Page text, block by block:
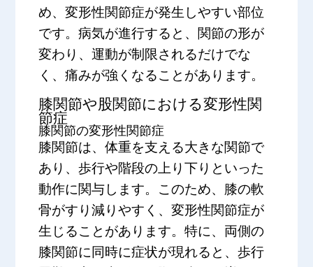
め、変形性関節症が発生しやすい部位
です。病気が進行すると、関節の形が
変わり、運動が制限されるだけでな
く、痛みが強くなることがあります。
膝関節や股関節における変形性関
節症
膝関節の変形性関節症
膝関節は、体重を支える大きな関節で
あり、歩行や階段の上り下りといった
動作に関与します。このため、膝の軟
骨がすり減りやすく、変形性関節症が
生じることがあります。特に、両側の
膝関節に同時に症状が現れると、歩行